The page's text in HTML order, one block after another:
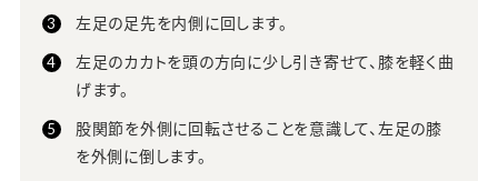
左足の足先を内側に回します。
左足のカカトを頭の方向に少し引き寄せて、膝を軽く曲
げます。
股関節を外側に回転させることを意識して、左足の膝
を外側に倒します。